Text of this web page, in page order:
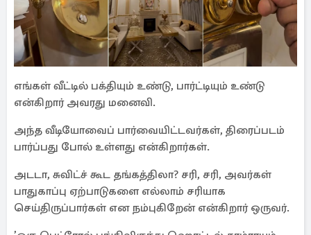
எங்கள் வீட்டில் பக்தியும் உண்டு, பார்ட்டியும் உண்டு
என்கிறார் அவரது மனைவி.
அந்த வீடியோவைப் பார்வையிட்டவர்கள், திரைப்படம்
பார்ப்பது போல் உள்ளது என்கிறார்கள்.
அடடா, சுவிட்ச் கூட தங்கத்திலா? சரி, சரி, அவர்கள்
பாதுகாப்பு ஏற்பாடுகளை எல்லாம் சரியாக
செய்திருப்பார்கள் என நம்புகிறேன் என்கிறார் ஒருவர்.